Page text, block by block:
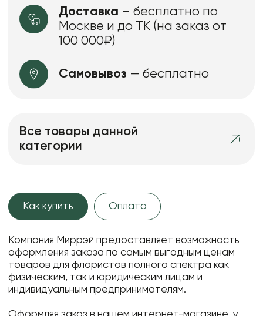
Доставка – бесплатно по
Москве и до ТК (на заказ от
100 000₽)
Самовывоз — бесплатно
Все товары данной
категории
Как купить Оплата
Компания Миррэй предоставляет возможность
оформления заказа по самым выгодным ценам
товаров для флористов полного спектра как
физическим, так и юридическим лицам и
индивидуальным предпринимателям.